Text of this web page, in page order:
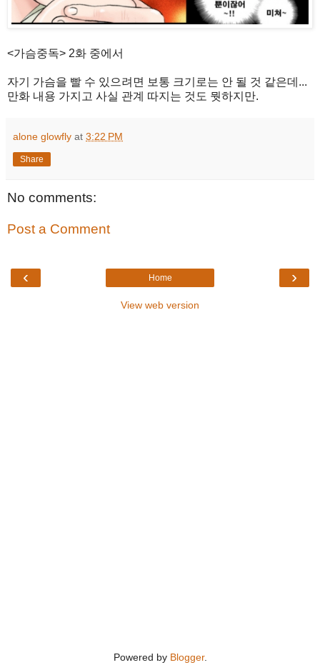
<가슴중독> 2화 중에서
자기 가슴을 빨 수 있으려면 보통 크기로는 안 될 것 같은데...
만화 내용 가지고 사실 관계 따지는 것도 뭣하지만.
alone glowfly at 3:22 PM
Share
No comments:
Post a Comment
‹ ›
Home
View web version
Powered by Blogger.